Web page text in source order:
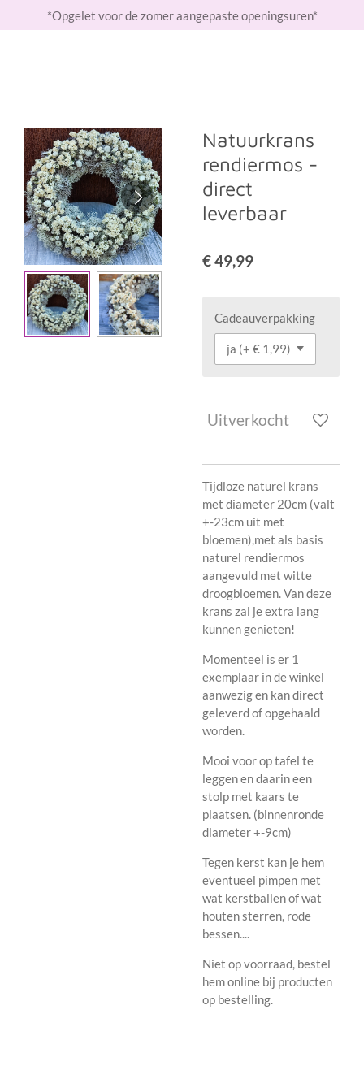
direct
*Opgelet voor de zomer aangepaste openingsuren*
Natuurkrans
rendiermos -
direct
leverbaar
€ 49,99
Cadeauverpakking
Uitverkocht
Tijdloze naturel krans
met diameter 20cm (valt
+-23cm uit met
bloemen),met als basis
naturel rendiermos
aangevuld met witte
droogbloemen. Van deze
krans zal je extra lang
kunnen genieten!
Momenteel is er 1
exemplaar in de winkel
aanwezig en kan direct
geleverd of opgehaald
worden.
Mooi voor op tafel te
leggen en daarin een
stolp met kaars te
plaatsen. (binnenronde
diameter +-9cm)
Tegen kerst kan je hem
eventueel pimpen met
wat kerstballen of wat
houten sterren, rode
bessen....
Niet op voorraad, bestel
hem online bij producten
op bestelling.